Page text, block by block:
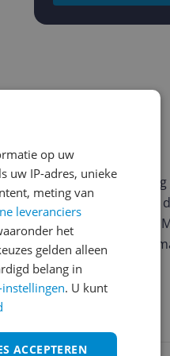
geschreven
en wil je graag je
review. Afhankelijk van de
de 3 en 10 minuten.
keuze te maken én
op uw
uw IP-adres, unieke
meting van
leveranciers
het
gelden alleen
belang in
. U kunt
ACCEPTEREN